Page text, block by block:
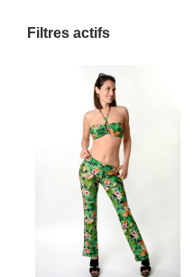
Filtres actifs